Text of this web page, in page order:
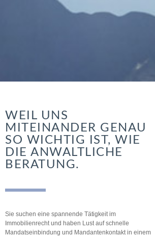
WEIL UNS
MITEINANDER GENAU
SO WICHTIG IST, WIE
DIE ANWALTLICHE
BERATUNG.
Sie suchen eine spannende Tätigkeit im
Immobilienrecht und haben Lust auf schnelle
Mandatseinbindung und Mandantenkontakt in einem